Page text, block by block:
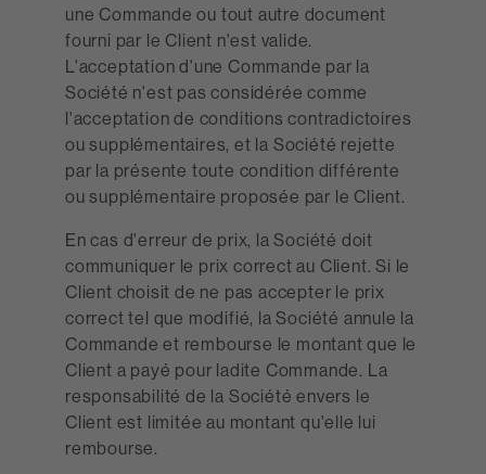
une Commande ou tout autre document
fourni par le Client n'est valide.
L'acceptation d'une Commande par la
Société n'est pas considérée comme
l'acceptation de conditions contradictoires
ou supplémentaires, et la Société rejette
par la présente toute condition différente
ou supplémentaire proposée par le Client.
En cas d'erreur de prix, la Société doit
communiquer le prix correct au Client. Si le
Client choisit de ne pas accepter le prix
correct tel que modifié, la Société annule la
Commande et rembourse le montant que le
Client a payé pour ladite Commande. La
responsabilité de la Société envers le
Client est limitée au montant qu'elle lui
rembourse.